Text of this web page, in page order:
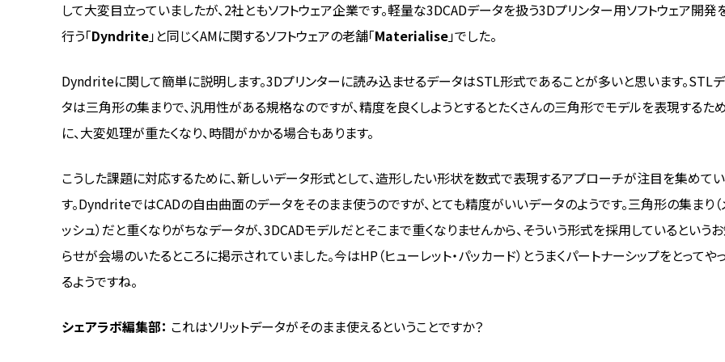
して大変目立っていましたが、2社ともソフトウェア企業です。軽量な3DCADデータを扱う3Dプリンター用ソフトウェア開発
行う「Dyndrite」と同じくAMに関するソフトウェアの老舗「Materialise」でした。
Dyndriteに関して簡単に説明します。3Dプリンターに読み込ませるデータはSTL形式であることが多いと思います。STL
タは三角形の集まりで、汎用性がある規格なのですが、精度を良くしようとするとたくさんの三角形でモデルを表現するため
に、大変処理が重たくなり、時間がかかる場合もあります。
こうした課題に対応するために、新しいデータ形式として、造形したい形状を数式で表現するアプローチが注目を集めて
す。DyndriteではCADの自由曲面のデータをそのまま使うのですが、とても精度がいいデータのようです。三角形の集まり（
ッシュ）だと重くなりがちなデータが、3DCADモデルだとそこまで重くなりませんから、そういう形式を採用しているという
らせが会場のいたるところに掲示されていました。今はHP（ヒューレット・パッカード）とうまくパートナーシップをとってや
るようですね。
シェアラボ編集部： これはソリットデータがそのまま使えるということですか？